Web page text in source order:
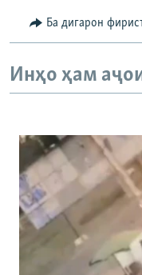
ВАРЗИШ
ОЗОДӢ ОНЛАЙН
ВИДЕО
ГУЗОРИШҲОИ РАДИОӢ
РӮЙХАТҲО
ПАЙГИРӢ КУНЕД
Ҳамаи сомонаҳои
Ба дигарон
Инҳо ҳам